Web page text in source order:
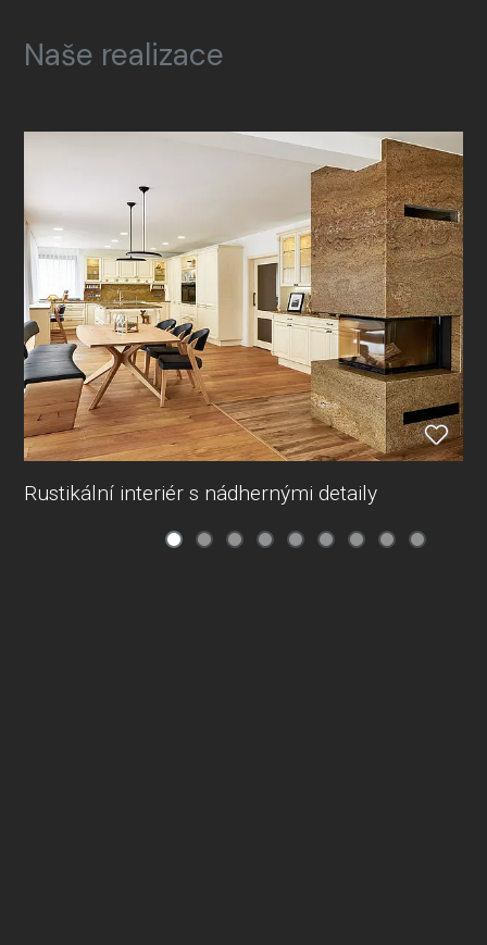
Naše realizace
Rustikální interiér s nádhernými detaily